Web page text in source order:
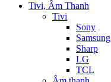
Tivi, Âm Thanh
Tivi
Sony
Samsung
Sharp
LG
TCL